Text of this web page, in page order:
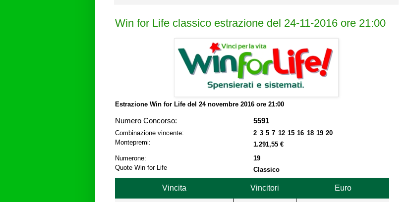
Win for Life classico estrazione del 24-11-2016 ore 21:00
Estrazione Win for Life del 24 novembre 2016 ore 21:00
Numero Concorso: 5591
Combinazione vincente:
2 3 5 7 12 15 16 18 19 20
Montepremi:
1.291,55 €
Numerone:
19
Quote Win for Life
Classico
Vincita Vincitori Euro